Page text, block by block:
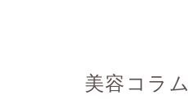
美容コラム